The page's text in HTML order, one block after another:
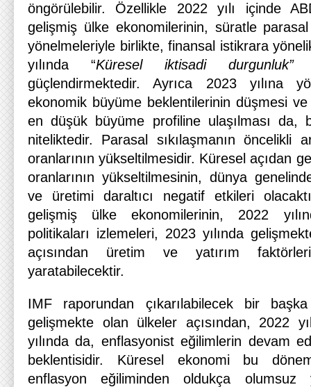
öngörülebilir. Özellikle 2022 yılı içinde
gelişmiş ülke ekonomilerinin, süratle parasal
yönelmeleriyle birlikte, finansal istikrara
yılında “Küresel iktisadi durgunluk”
güçlendirmektedir. Ayrıca 2023 yılına
ekonomik büyüme beklentilerinin düşmesi
en düşük büyüme profiline ulaşılması da,
niteliktedir. Parasal sıkılaşmanın öncelikli
oranlarının yükseltilmesidir. Küresel açıdan
oranlarının yükseltilmesinin, dünya genelinde
ve üretimi daraltıcı negatif etkileri
gelişmiş ülke ekonomilerinin, 2022
politikaları izlemeleri, 2023 yılında
açısından üretim ve yatırım
yaratabilecektir.
IMF raporundan çıkarılabilecek bir
gelişmekte olan ülkeler açısından, 2022
yılında da, enflasyonist eğilimlerin devam
beklentisidir. Küresel ekonomi bu
enflasyon eğiliminden oldukça olumsuz